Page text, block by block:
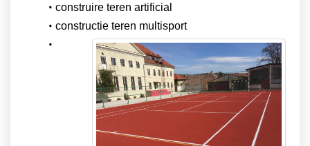
construire teren artificial
constructie teren multisport